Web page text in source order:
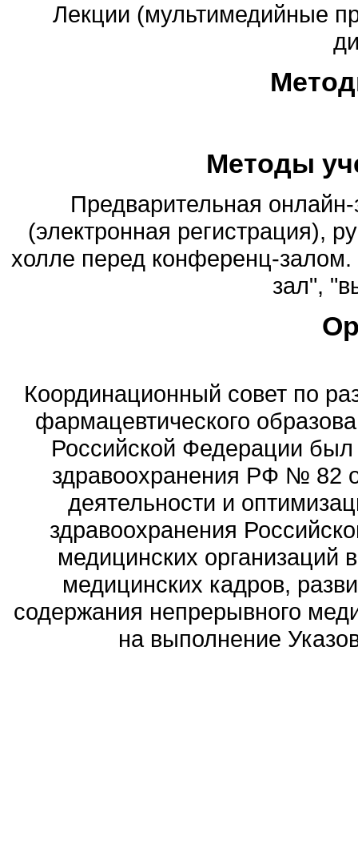
Лекции (мультимедийные
Методы
Предварительная
(электронная регистрация),
холле перед конференц-
зал",
Координационный совет по
фармацевтического
Российской Федерации
здравоохранения РФ № 82
деятельности и
здравоохранения
медицинских
медицинских кадров,
содержания непрерывного
на выполнение